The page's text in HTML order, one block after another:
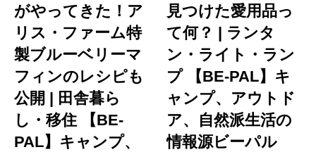
がやってきた！ア
リス・ファーム特
製ブルーベリーマ
フィンのレシピも
公開 | 田舎暮ら
し・移住 【BE-
PAL】キャンプ、
見つけた愛用品っ
て何？ | ランタ
ン・ライト・ラン
プ 【BE-PAL】キ
ャンプ、アウトド
ア、自然派生活の
情報源ビーパル